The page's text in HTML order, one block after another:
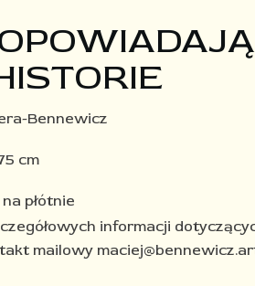
Bennewicz
cm
płótnie​
informacji
mailowy